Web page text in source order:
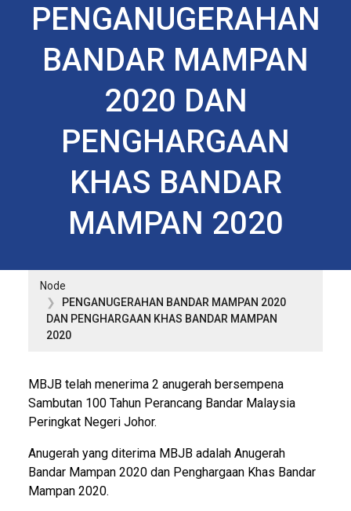
PENGANUGERAHAN
BANDAR MAMPAN
2020 DAN
PENGHARGAAN
KHAS BANDAR
MAMPAN 2020
Node
PENGANUGERAHAN BANDAR MAMPAN 2020
DAN PENGHARGAAN KHAS BANDAR MAMPAN
2020
MBJB telah menerima 2 anugerah bersempena
Sambutan 100 Tahun Perancang Bandar Malaysia
Peringkat Negeri Johor.
Anugerah yang diterima MBJB adalah Anugerah
Bandar Mampan 2020 dan Penghargaan Khas Bandar
Mampan 2020.